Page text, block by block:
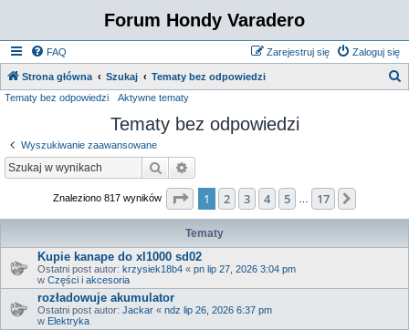
Forum Hondy Varadero
FAQ Zaloguj się
Zarejestruj się
Strona główna Szukaj Tematy bez odpowiedzi
Tematy bez odpowiedzi Aktywne tematy
Tematy bez odpowiedzi
Wyszukiwanie zaawansowane
Szukaj
Znaleziono 817 wyników Strona z17
1 2 3 4 5 17
Tematy
Kupie kanape do xl1000 sd02
Ostatni post autor: krzysiek18b4 « pn lip 27, 2026 3:04 pm
w Części i akcesoria
rozładowuje akumulator
Ostatni post autor: Jackar « ndz lip 26, 2026 6:37 pm
w Elektryka